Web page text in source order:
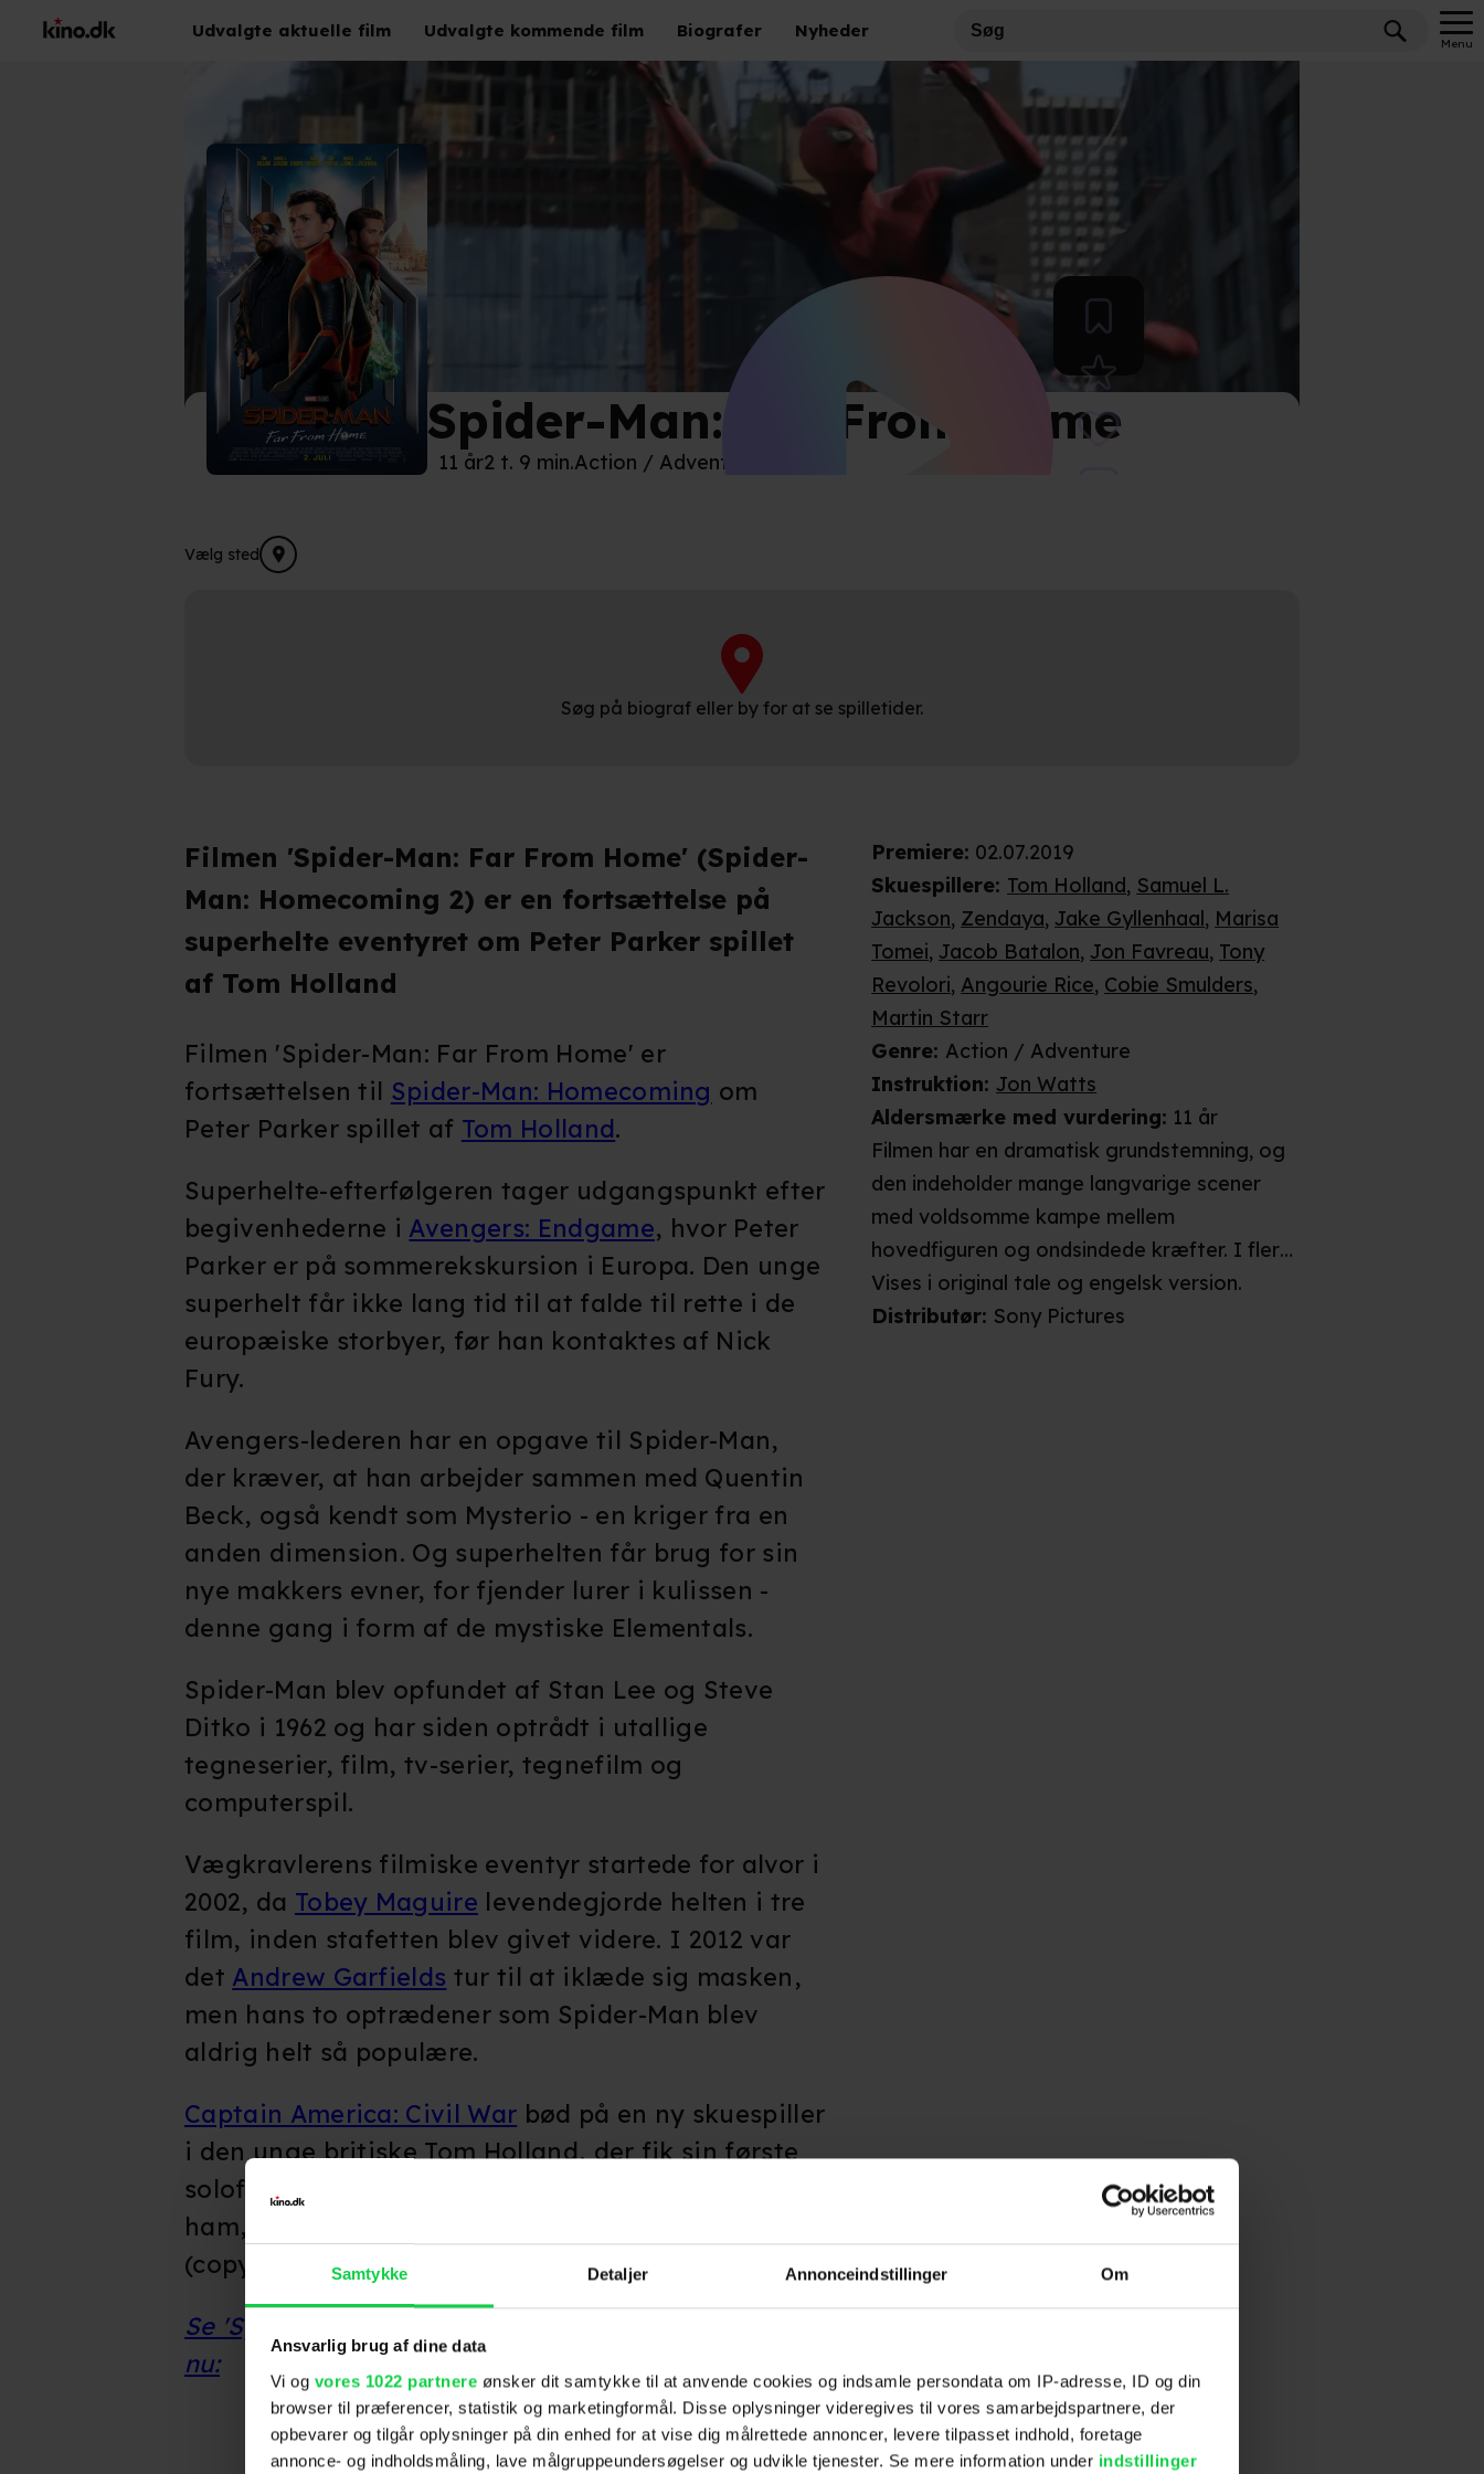
Samtykke Detaljer Annonceindstillinger Om
Ansvarlig brug af dine data
Vi og vores 1022 partnere ønsker dit samtykke til at anvende cookies og indsamle persondata om IP-adresse, ID og din
browser til præferencer, statistik og marketingformål. Disse oplysninger videregives til vores samarbejdspartnere, der
opbevarer og tilgår oplysninger på din enhed for at vise dig målrettede annoncer, levere tilpasset indhold, foretage
annonce- og indholdsmåling, lave målgruppeundersøgelser og udvikle tjenester. Se mere information under indstillinger
Udvalgte aktuelle film Udvalgte kommende film Biografer Nyheder
Menu
© Sony Pictures
Spider-Man: Far From Home
11 år2 t. 9 min.Action / Adventure
Vælg sted
Søg på biograf eller by for at se spilletider.
Premiere: 02.07.2019
Skuespillere: Tom Holland, Samuel L.
Jackson, Zendaya, Jake Gyllenhaal, Marisa
Tomei, Jacob Batalon, Jon Favreau, Tony
Revolori, Angourie Rice, Cobie Smulders,
Martin Starr
Genre: Action / Adventure
Instruktion: Jon Watts
Aldersmærke med vurdering: 11 år
Filmen har en dramatisk grundstemning, og
den indeholder mange langvarige scener
med voldsomme kampe mellem
hovedfiguren og ondsindede kræfter. I flere
scener kæmper hovedpersonen mod et
stort monster, og i én scene, som bl.a.
Vises i original tale og engelsk version.
Distributør: Sony Pictures
Filmen 'Spider-Man: Far From Home' (Spider-
Man: Homecoming 2) er en fortsættelse på
superhelte eventyret om Peter Parker spillet
af Tom Holland
Filmen 'Spider-Man: Far From Home' er
fortsættelsen til Spider-Man: Homecoming om
Peter Parker spillet af Tom Holland.
Superhelte-efterfølgeren tager udgangspunkt efter
begivenhederne i Avengers: Endgame, hvor Peter
Parker er på sommerekskursion i Europa. Den unge
superhelt får ikke lang tid til at falde til rette i de
europæiske storbyer, før han kontaktes af Nick
Fury.
Avengers-lederen har en opgave til Spider-Man,
der kræver, at han arbejder sammen med Quentin
Beck, også kendt som Mysterio - en kriger fra en
anden dimension. Og superhelten får brug for sin
nye makkers evner, for fjender lurer i kulissen -
denne gang i form af de mystiske Elementals.
Spider-Man blev opfundet af Stan Lee og Steve
Ditko i 1962 og har siden optrådt i utallige
tegneserier, film, tv-serier, tegnefilm og
computerspil.
Vægkravlerens filmiske eventyr startede for alvor i
2002, da Tobey Maguire levendegjorde helten i tre
film, inden stafetten blev givet videre. I 2012 var
det Andrew Garfields tur til at iklæde sig masken,
men hans to optrædener som Spider-Man blev
aldrig helt så populære.
Captain America: Civil War bød på en ny skuespiller
i den unge britiske Tom Holland, der fik sin første
solofilm med
ham, der igen optræder i den rød-blå dragt.
(copyright: kino.dk).
Se 'Spider-Man: Far From Home' på Blockbuster.dk
nu: